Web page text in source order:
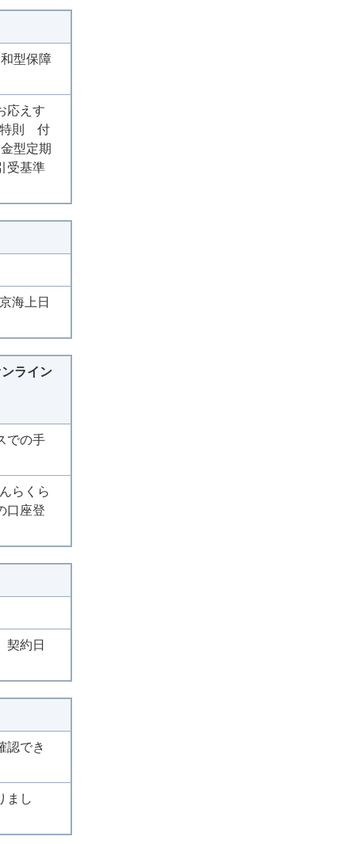
型保障
応えす
特則 付
型定期
受基準
海上日
ライン
での手
らくら
口座登
契約日
認でき
まし